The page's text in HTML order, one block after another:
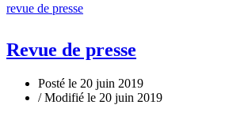
revue de presse
Revue de presse
Posté le 20 juin 2019
/ Modifié le 20 juin 2019